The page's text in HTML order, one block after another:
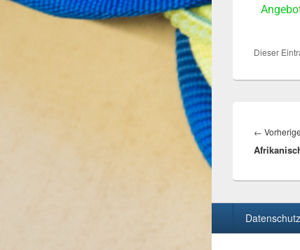
Dieser
← Vorherige